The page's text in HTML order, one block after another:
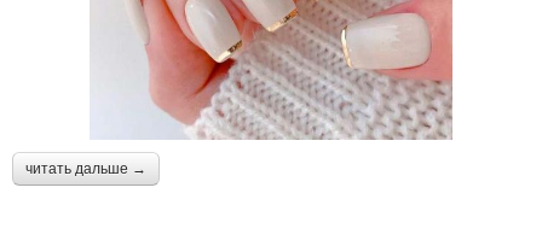
читать дальше →